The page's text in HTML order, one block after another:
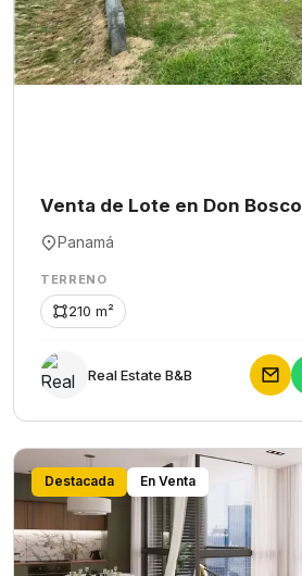
Venta de Lote en Don Bosco
Panamá
TERRENO
210 m²
Rеаl Еstаtе В&В
Destacada En Venta